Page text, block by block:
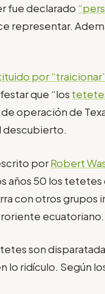
fue declarado
representar.
por “traicionar”
que “los
operación de
descubierto.
porRobert
años 50 los
con otros grupos
ecuatoriano.
son
lo ridículo. Según